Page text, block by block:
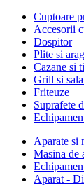
Cuptoare
Accesorii
Dospitor
Plite si
Cazane si
Grill si
Friteuze
Suprafete
Aparate si
Masina de
Aparat -